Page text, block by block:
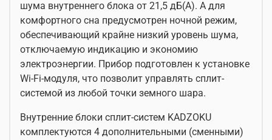
шума внутреннего блока от 21,5 дБ(А). А для
комфортного сна предусмотрен ночной режим,
обеспечивающий крайне низкий уровень шума,
отключаемую индикацию и экономию
электроэнергии. Прибор подготовлен к установке
Wi-Fi-модуля, что позволит управлять сплит-
системой из любой точки земного шара.
Внутренние блоки сплит-систем KADZOKU
комплектуются 4 дополнительными (сменными)